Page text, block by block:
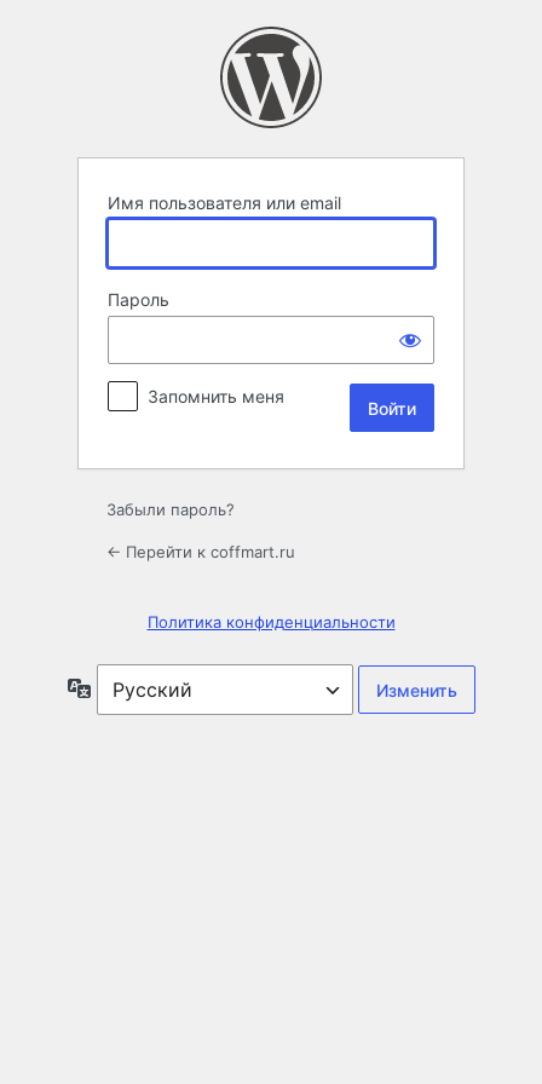
Имя пользователя или email
Пароль
Запомнить меня
Забыли пароль?
← Перейти к coffmart.ru
Политика конфиденциальности
Язык